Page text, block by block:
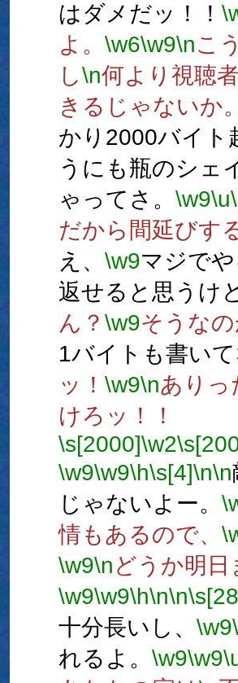
はダメだッ！！
よ。 \w6\w9\nこ
し\n何より視聴
きるじゃないか
かり2000バイト
うにも瓶のシェ
ゃってさ。 \w9\u
だから間延びす
え、 \w9マジで
返せると思うけ
ん？ \w9そうな
1バイトも書い
ッ！ \w9\nありっ
けろッ！！
\s[2000]\w2
\w9\w9\h\s[4]\n\n
じゃないよー。
情もあるので、
\w9\nどうか明
\w9\w9\h\n\n
十分長いし、 \w9
れるよ。 \w9\w9